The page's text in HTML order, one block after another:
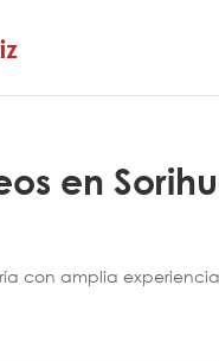
en
con amplia